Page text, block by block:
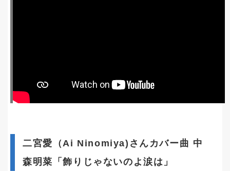
二宮愛（Ai Ninomiya)さんカバー曲 中
森明菜「飾りじゃないのよ涙は」